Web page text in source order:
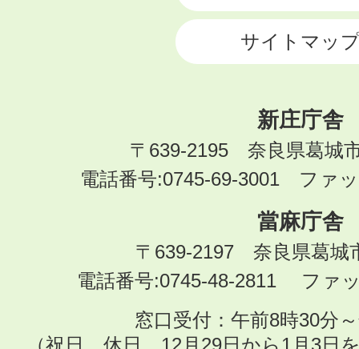
サイトマッ
新庄庁舎
〒639-2195 奈良県葛城
電話番号:0745-69-3001 ファ
當麻庁舎
〒639-2197 奈良県葛城
電話番号:0745-48-2811 ファ
窓口受付：午前8時30分
（祝日、休日、12月29日から1月3日